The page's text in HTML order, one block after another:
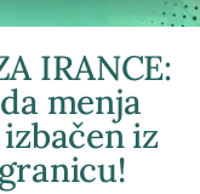
IRANCE:
menja
iz